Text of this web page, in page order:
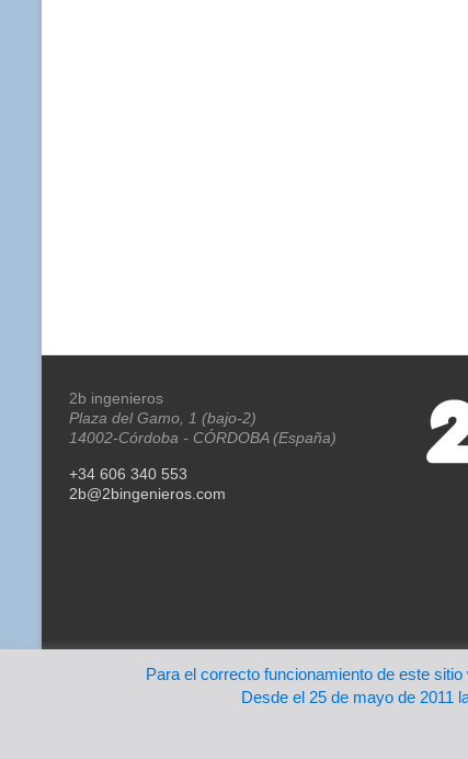
2b ingenieros
Plaza del Gamo, 1 (bajo-2)
14002-Córdoba - CÓRDOBA (España)
+34 606 340 553
2b@2bingenieros.com
2b ingenieros . Todos los derechos reservados.
Para el correcto funcionamiento de este
Desde el 25 de mayo de 2011